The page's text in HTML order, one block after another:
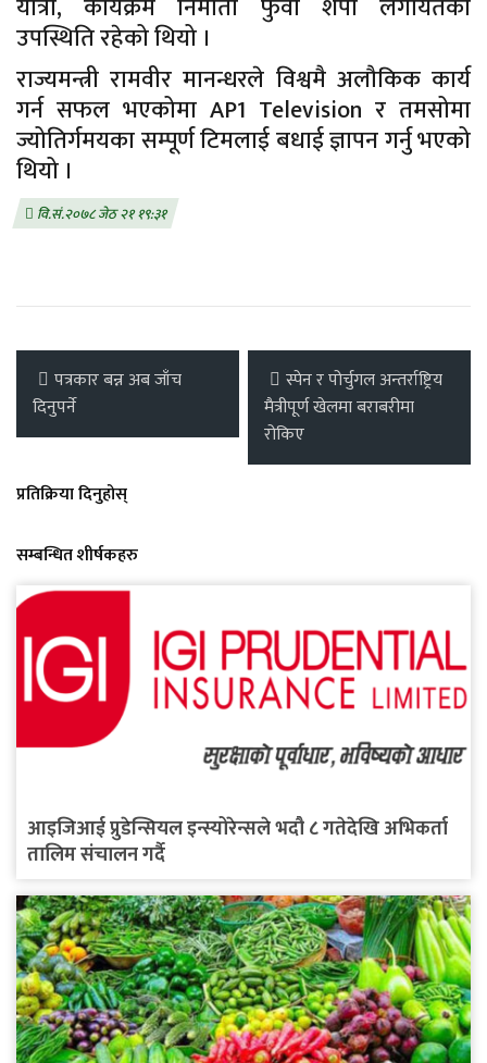
यात्री, कार्यक्रम निर्माता फुर्वा शेर्पा लगायतको
उपस्थिति रहेको थियो ।
राज्यमन्त्री रामवीर मानन्धरले विश्वमै अलौकिक कार्य
गर्न सफल भएकोमा AP1 Television र तमसोमा
ज्योतिर्गमयका सम्पूर्ण टिमलाई बधाई ज्ञापन गर्नु भएको
थियो ।
वि.सं.२०७८ जेठ २१ १९:३१
पत्रकार बन्न अब जाँच
दिनुपर्ने
स्पेन र पोर्चुगल अन्तर्राष्ट्रिय
मैत्रीपूर्ण खेलमा बराबरीमा
रोकिए
प्रतिक्रिया दिनुहोस्
सम्बन्धित शीर्षकहरु
आइजिआई प्रुडेन्सियल इन्स्योरेन्सले भदौ ८ गतेदेखि अभिकर्ता
तालिम संचालन गर्दै